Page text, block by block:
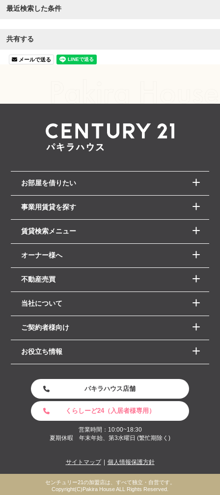
最近検索した条件
共有する
メールで送る
お部屋を借りたい
事業用賃貸を探す
賃貸検索メニュー
オーナー様へ
不動産売買
当社について
ご契約者様向け
お役立ち情報
パキラハウス店舗
くらしーど24（入居者様専用）
営業時間：10:00~18:30
夏期休暇 年末年始、第3水曜日 (繁忙期除く)
サイトマップ 個人情報保護方針
センチュリー21の加盟店は、すべて独立・自営です。
Copyright(C)Pakira House ALL Rights Reserved.